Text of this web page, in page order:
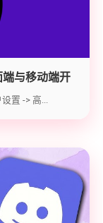
与移动端开
置 -> 高...